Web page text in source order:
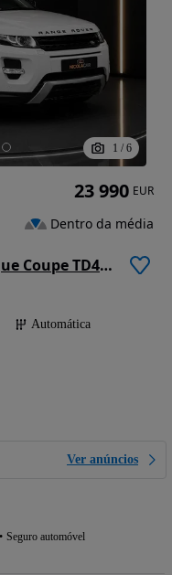
1 / 6
Land Rover Range Rover Evoque Coupe TD4 Aut. Dynamic
Automática
Ver anúncios
Seguro automóvel
23 990 EUR
Dentro da média